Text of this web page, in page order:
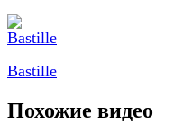
Bastille
Похожие видео